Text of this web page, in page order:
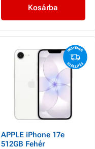
Kosárba
APPLE iPhone 17e
512GB Fehér